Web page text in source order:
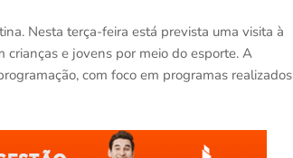
Nesta terça-feira está prevista uma visita à
crianças e jovens por meio do esporte. A
com foco em programas realizados